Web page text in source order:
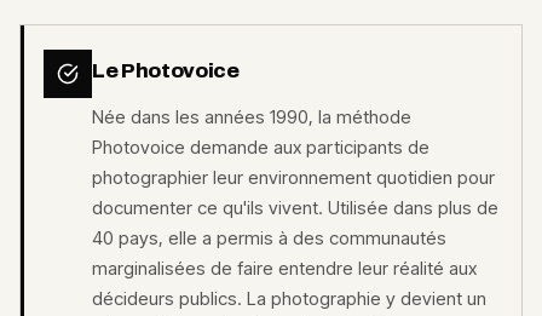
Le Photovoice
Née dans les années 1990, la méthode
Photovoice demande aux participants de
photographier leur environnement quotidien pour
documenter ce qu'ils vivent. Utilisée dans plus de
40 pays, elle a permis à des communautés
marginalisées de faire entendre leur réalité aux
décideurs publics. La photographie y devient un